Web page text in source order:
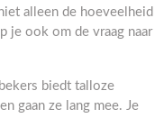
alleen de hoeveelheid
je ook om de vraag naar
biedt talloze
gaan ze lang mee. Je